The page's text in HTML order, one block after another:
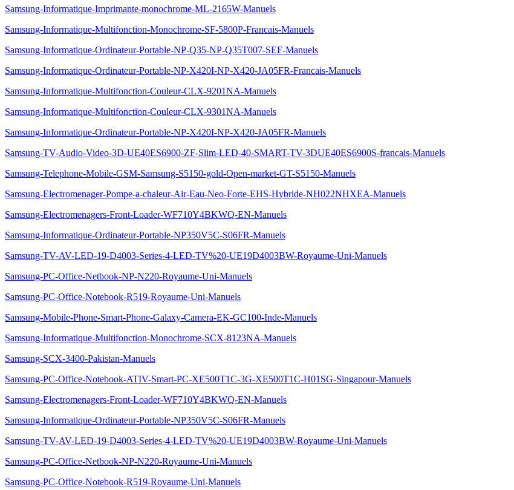
Samsung-Informatique-Imprimante-monochrome-ML-2165W-Manuels
Samsung-Informatique-Multifonction-Monochrome-SF-5800P-Francais-Manuels
Samsung-Informatique-Ordinateur-Portable-NP-Q35-NP-Q35T007-SEF-Manuels
Samsung-Informatique-Ordinateur-Portable-NP-X420I-NP-X420-JA05FR-Francais-Manuels
Samsung-Informatique-Multifonction-Couleur-CLX-9201NA-Manuels
Samsung-Informatique-Multifonction-Couleur-CLX-9301NA-Manuels
Samsung-Informatique-Ordinateur-Portable-NP-X420I-NP-X420-JA05FR-Manuels
Samsung-TV-Audio-Video-3D-UE40ES6900-ZF-Slim-LED-40-SMART-TV-3DUE40ES6900S-francais-Manuels
Samsung-Telephone-Mobile-GSM-Samsung-S5150-gold-Open-market-GT-S5150-Manuels
Samsung-Electromenager-Pompe-a-chaleur-Air-Eau-Neo-Forte-EHS-Hybride-NH022NHXEA-Manuels
Samsung-Electromenagers-Front-Loader-WF710Y4BKWQ-EN-Manuels
Samsung-Informatique-Ordinateur-Portable-NP350V5C-S06FR-Manuels
Samsung-TV-AV-LED-19-D4003-Series-4-LED-TV%20-UE19D4003BW-Royaume-Uni-Manuels
Samsung-PC-Office-Netbook-NP-N220-Royaume-Uni-Manuels
Samsung-PC-Office-Notebook-R519-Royaume-Uni-Manuels
Samsung-Mobile-Phone-Smart-Phone-Galaxy-Camera-EK-GC100-Inde-Manuels
Samsung-Informatique-Multifonction-Monochrome-SCX-8123NA-Manuels
Samsung-SCX-3400-Pakistan-Manuels
Samsung-PC-Office-Notebook-ATIV-Smart-PC-XE500T1C-3G-XE500T1C-H01SG-Singapour-Manuels
Samsung-Electromenagers-Front-Loader-WF710Y4BKWQ-EN-Manuels
Samsung-Informatique-Ordinateur-Portable-NP350V5C-S06FR-Manuels
Samsung-TV-AV-LED-19-D4003-Series-4-LED-TV%20-UE19D4003BW-Royaume-Uni-Manuels
Samsung-PC-Office-Netbook-NP-N220-Royaume-Uni-Manuels
Samsung-PC-Office-Notebook-R519-Royaume-Uni-Manuels